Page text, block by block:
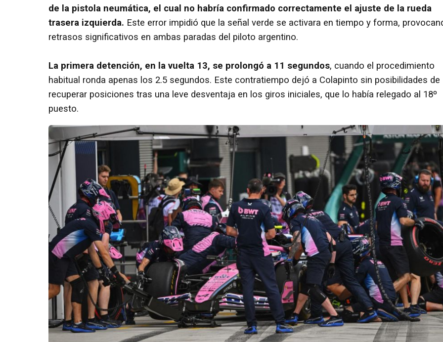
de la pistola neumática, el cual no habría confirmado correctamente el ajuste de la rueda
trasera izquierda. Este error impidió que la señal verde se activara en tiempo y forma,
retrasos significativos en ambas paradas del piloto argentino.
La primera detención, en la vuelta 13, se prolongó a 11 segundos, cuando el procedimiento
habitual ronda apenas los 2.5 segundos. Este contratiempo dejó a Colapinto sin posibilidades de
recuperar posiciones tras una leve desventaja en los giros iniciales, que lo había relegado al 18º
puesto.